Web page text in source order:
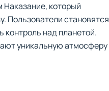
который
Пользователи становятся
контроль над планетой.
уникальную атмосферу